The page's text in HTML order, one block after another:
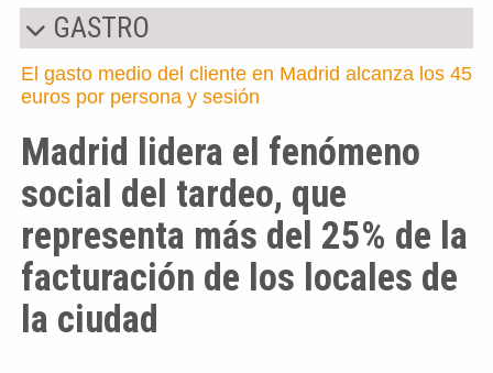
GASTRO
El gasto medio del cliente en Madrid alcanza los 45
euros por persona y sesión
Madrid lidera el fenómeno
social del tardeo, que
representa más del 25% de la
facturación de los locales de
la ciudad